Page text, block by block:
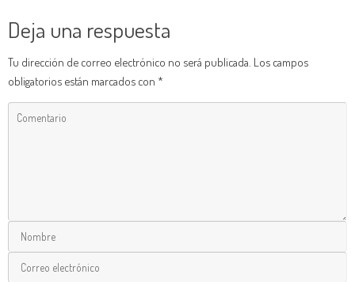
Deja una respuesta
Tu dirección de correo electrónico no será publicada. Los campos
obligatorios están marcados con *